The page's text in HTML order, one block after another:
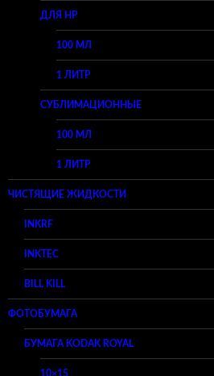
ДЛЯ HP
100 МЛ
1 ЛИТР
СУБЛИМАЦИОННЫЕ
100 МЛ
1 ЛИТР
ЧИСТЯЩИЕ ЖИДКОСТИ
INKRF
INKTEC
BILL KILL
ФОТОБУМАГА
БУМАГА KODAK ROYAL
10×15